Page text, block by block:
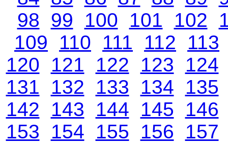
98 99 100 101 102
109
110 111 112
113
120
121 122 123
124
131
132 133 134
135
142
143 144 145
146
153
154 155 156
157